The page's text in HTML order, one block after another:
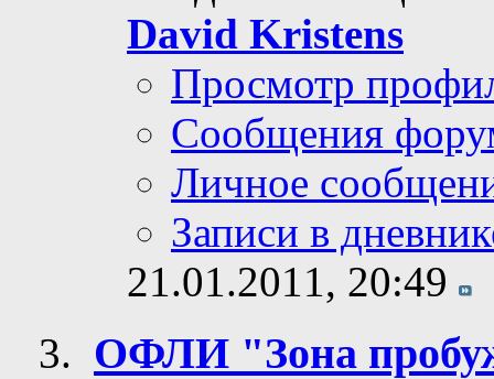
David Kristens
Просмотр
Сообщения
Личное
Записи в
21.01.2011, 20:49
ОФЛИ "Зона